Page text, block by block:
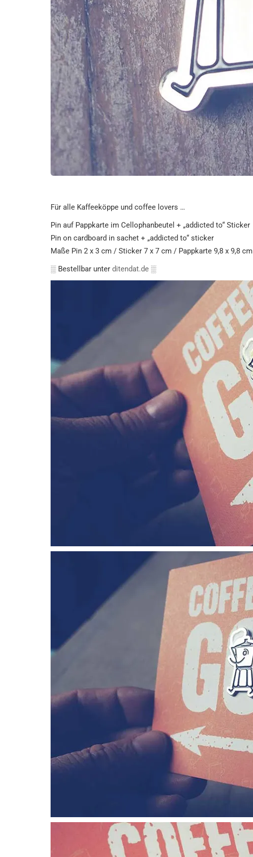
Für alle Kaffeeköppe und coffee lovers …
Pin auf Pappkarte im Cellophanbeutel + „addicted to“ Sticker
Pin on cardboard in sachet + „addicted to“ sticker
Maße Pin 2 x 3 cm / Sticker 7 x 7 cm / Pappkarte 9,8 x 9,8 cm
░ Bestellbar unter ditendat.de ░